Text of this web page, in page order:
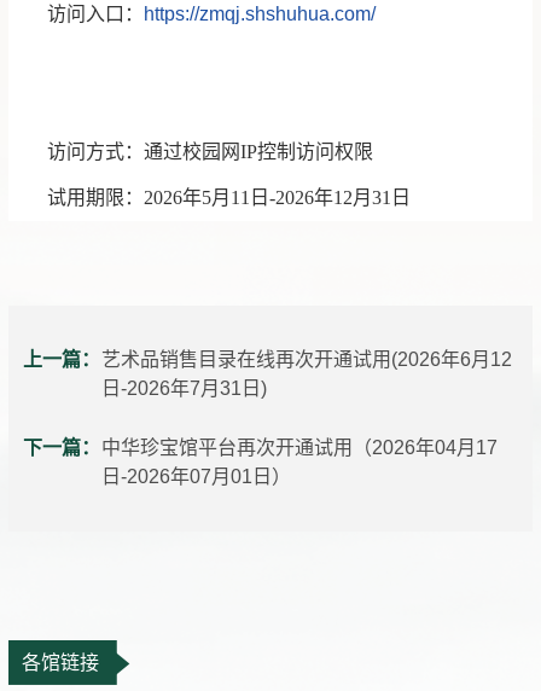
访问入口： https://zmqj.shshuhua.com/
访问方式：通过校园网IP控制访问权限
试用期限：2026年5月11日-2026年12月31日
上一篇：
艺术品销售目录在线再次开通试用(2026年6月12
日-2026年7月31日)
下一篇：
中华珍宝馆平台再次开通试用（2026年04月17
日-2026年07月01日）
各馆链接